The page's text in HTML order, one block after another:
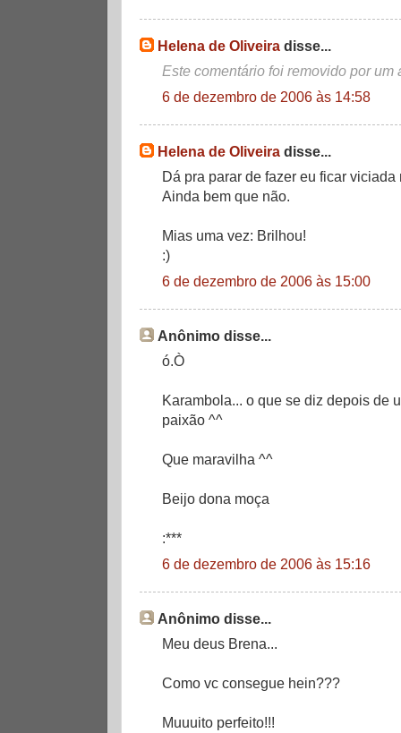
Helena de Oliveira disse...
Este comentário foi removido por um
6 de dezembro de 2006 às 14:58
Helena de Oliveira disse...
Dá pra parar de fazer eu ficar
Ainda bem que não.
Mias uma vez: Brilhou!
:)
6 de dezembro de 2006 às 15:00
Anônimo disse...
ó.Ò
Karambola... o que se diz depois de
paixão ^^
Que maravilha ^^
Beijo dona moça
:***
6 de dezembro de 2006 às 15:16
Anônimo disse...
Meu deus Brena...
Como vc consegue hein???
Muuuito perfeito!!!